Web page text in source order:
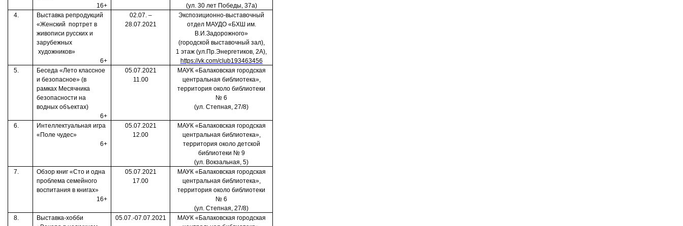
16+
(ул. 30 лет Победы, 37а)
4.
Выставка репродукций
«Женский портрет в
живописи русских и
зарубежных
художников»
6+
02.07. –
28.07.2021
Экспозиционно-выставочный
отдел МАУДО «БХШ им.
В.И.Задорожного»
(городской выставочный зал),
1 этаж (ул.Пр.Энергетиков, 2А),
https://vk.com/club193463456
5.
Беседа «Лето классное
и безопасное» (в
рамках Месячника
безопасности на
водных объектах)
6+
05.07.2021
11.00
МАУК «Балаковская городская
центральная библиотека»,
территория около библиотеки
№ 6
(ул. Степная, 27/8)
6.
Интеллектуальная игра
«Поле чудес»
6+
05.07.2021
12.00
МАУК «Балаковская городская
центральная библиотека»,
территория около детской
библиотеки № 9
(ул. Вокзальная, 5)
7.
Обзор книг «Сто и одна
проблема семейного
воспитания в книгах»
16+
05.07.2021
17.00
МАУК «Балаковская городская
центральная библиотека»,
территория около библиотеки
№ 6
(ул. Степная, 27/8)
8.
Выставка-хобби
05.07.-07.07.2021
МАУК «Балаковская городская